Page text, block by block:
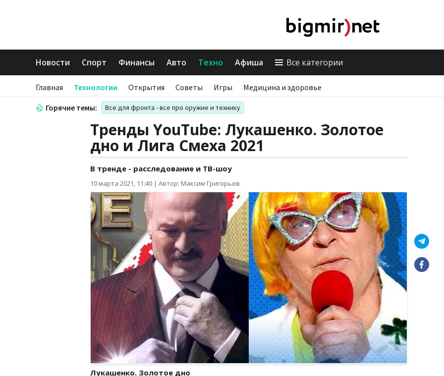
Новости Спорт Финансы Авто Техно Афиша Все категории
Главная Технологии Открытия Советы Игры Медицина и здоровье
Горячие темы: Все для фронта - все про оружие и технику
Тренды YouTube: Лукашенко. Золотое
дно и Лига Смеха 2021
В тренде - расследование и ТВ-шоу
10 марта 2021, 11:40 | Автор: Максим Григорьев
Лукашенко. Золотое дно